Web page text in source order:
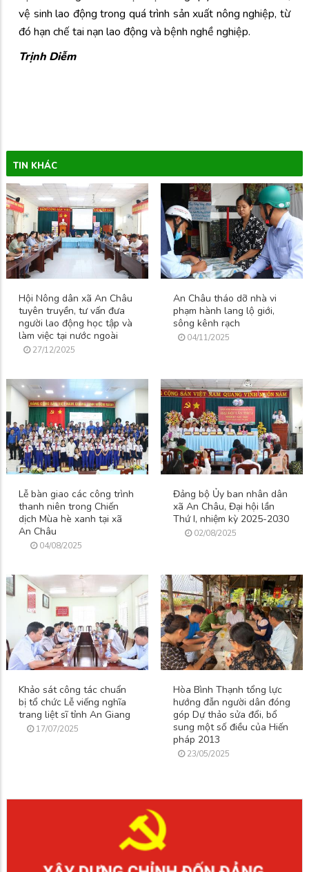
vệ sinh lao động trong quá trình sản xuất nông nghiệp, từ
đó hạn chế tai nạn lao động và bệnh nghề nghiệp.
Trịnh Diễm
TIN KHÁC
Hội Nông dân xã An Châu
tuyên truyền, tư vấn đưa
người lao động học tập và
làm việc tại nước ngoài
27/12/2025
An Châu tháo dỡ nhà vi
phạm hành lang lộ giới,
sông kênh rạch
04/11/2025
Lễ bàn giao các công trình
thanh niên trong Chiến
dịch Mùa hè xanh tại xã
An Châu
04/08/2025
Đảng bộ Ủy ban nhân dân
xã An Châu, Đại hội lần
Thứ I, nhiệm kỳ 2025-2030
02/08/2025
Khảo sát công tác chuẩn
bị tổ chức Lễ viếng nghĩa
trang liệt sĩ tỉnh An Giang
17/07/2025
Hòa Bình Thạnh tổng lực
hướng đẫn người dân đóng
góp Dự thảo sửa đổi, bổ
sung một số điều của Hiến
pháp 2013
23/05/2025